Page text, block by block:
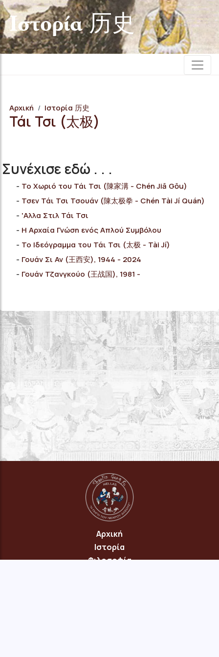
Iστορία 历史
Αρχική Iστορία 历史
Τάι Τσι (太极)
Συνέχισε εδώ . . .
Το Χωριό του Τάι Τσι (陳家溝 - Chén Jiā Gōu)
Τσεν Τάι Τσι Τσουάν (陳太极拳 - Chén Tài Jí Quán)
'Αλλα Στιλ Τάι Τσι
Η Αρχαία Γνώση ενός Απλού Συμβόλου
Το Ιδεόγραμμα του Τάι Τσι (太极 - Tài Jí)
Γουάν Σι Αν (王西安), 1944 - 2024
Γουάν Τζανγκούο (王战国), 1981 -
Αρχική
Ιστορία
Φιλοσοφία